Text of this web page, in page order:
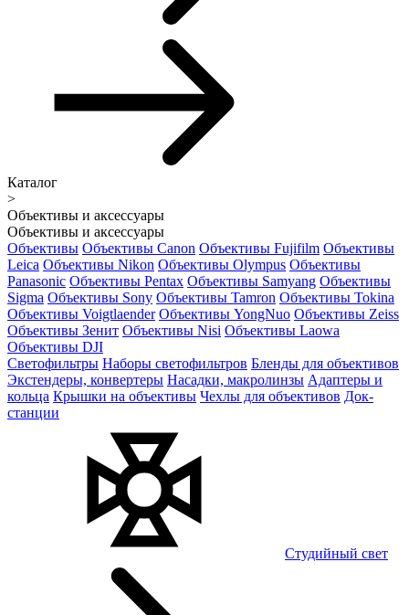
Каталог
>
Объективы и аксессуары
Объективы и аксессуары
Объективы Объективы Canon Объективы Fujifilm Объективы
Leica Объективы Nikon Объективы Olympus Объективы
Panasonic Объективы Pentax Объективы Samyang Объективы
Sigma Объективы Sony Объективы Tamron Объективы Tokina
Объективы Voigtlaender Объективы YongNuo Объективы Zeiss
Объективы Зенит Объективы Nisi Объективы Laowa
Объективы DJI
Светофильтры Наборы светофильтров Бленды для объективов
Экстендеры, конвертеры Насадки, макролинзы Адаптеры и
кольца Крышки на объективы Чехлы для объективов Док-
станции
Студийный свет